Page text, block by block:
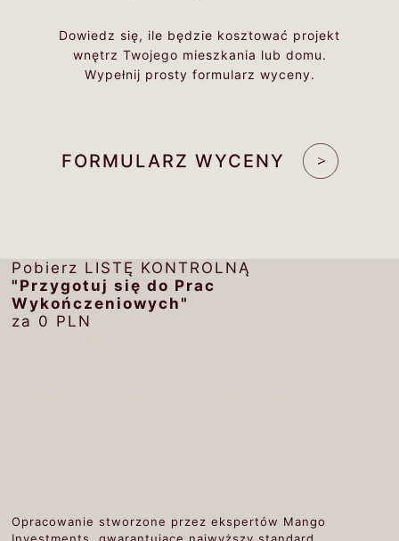
Dowiedz się, ile będzie kosztować projekt
wnętrz Twojego mieszkania lub domu.
Wypełnij prosty formularz wyceny.
FORMULARZ WYCENY
Pobierz LISTĘ KONTROLNĄ
"Przygotuj się do Prac
Wykończeniowych"
za 0 PLN
Opracowanie stworzone przez ekspertów Mango
Investments, gwarantujące najwyższy standard